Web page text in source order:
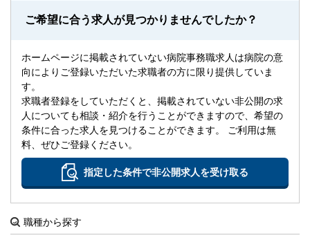
ご希望に合う求人が見つかりませんでしたか？
ホームページに掲載されていない病院事務職求人は病院の意
向によりご登録いただいた求職者の方に限り提供していま
す。
求職者登録をしていただくと、掲載されていない非公開の求
人についても相談・紹介を行うことができますので、希望の
条件に合った求人を見つけることができます。 ご利用は無
料、ぜひご登録ください。
指定した条件で非公開求人を受け取る
職種から探す